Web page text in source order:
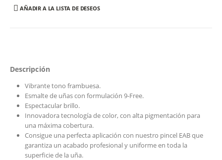
AÑADIR A LA LISTA DE DESEOS
Descripción
Vibrante tono frambuesa.
Esmalte de uñas con formulación 9-Free.
Espectacular brillo.
Innovadora tecnología de color, con alta pigmentación para
una máxima cobertura.
Consigue una perfecta aplicación con nuestro pincel EAB que
garantiza un acabado profesional y uniforme en toda la
superficie de la uña.